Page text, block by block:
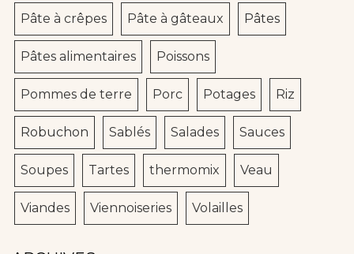
Pâte à crêpes Pâte à gâteaux Pâtes
Pâtes alimentaires Poissons
Pommes de terre Porc Potages Riz
Robuchon Sablés Salades Sauces
Soupes Tartes thermomix Veau
Viandes Viennoiseries Volailles